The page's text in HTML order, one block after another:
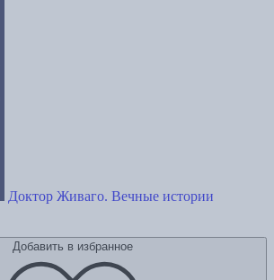
Доктор Живаго. Вечные истории
Добавить в избранное